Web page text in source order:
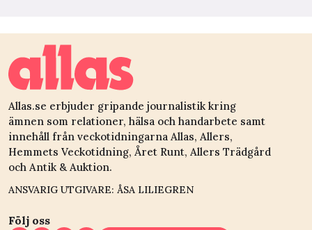
Allas.se erbjuder gripande journalistik kring
ämnen som relationer, hälsa och handarbete samt
innehåll från veckotidningarna Allas, Allers,
Hemmets Veckotidning, Året Runt, Allers Trädgård
och Antik & Auktion.
ANSVARIG UTGIVARE: ÅSA LILIEGREN
Följ oss